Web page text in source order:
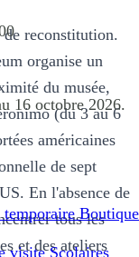
16 octobre 2026.
temporaireBoutique
visiteScolaires
reconstitution.
organise un
du musée,
(du 3 au 6
américaines
de sept
En l'absence de
tous les
et des ateliers